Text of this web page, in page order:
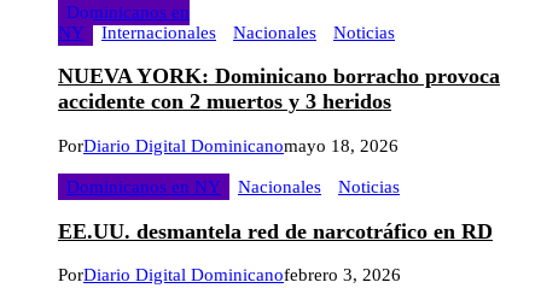
Dominicanos en
NY
Internacionales Nacionales Noticias
NUEVA YORK: Dominicano borracho provoca
accidente con 2 muertos y 3 heridos
PorDiario Digital Dominicanomayo 18, 2026
Dominicanos en NY Nacionales Noticias
EE.UU. desmantela red de narcotráfico en RD
PorDiario Digital Dominicanofebrero 3, 2026